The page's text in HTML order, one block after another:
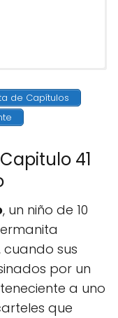
de Capítulos
41
, un niño de 10
cuando sus
por un
a uno
que